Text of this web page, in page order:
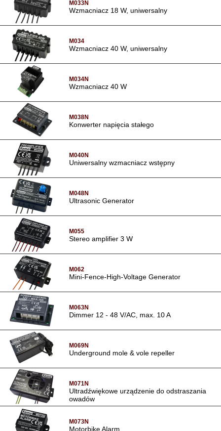
M033N
Wzmacniacz 18 W, uniwersalny
M034
Wzmacniacz 40 W, uniwersalny
M034N
Wzmacniacz 40 W
M038N
Konwerter napięcia stałego
M040N
Uniwersalny wzmacniacz wstępny
M048N
Ultrasonic Generator
M055
Stereo amplifier 3 W
M062
Mini-Fence-High-Voltage Generator
M063N
Dimmer 12 - 48 V/AC, max. 10 A
M069N
Underground mole & vole repeller
M071N
Ultradźwiękowe urządzenie do odstraszania
owadów
M073N
Motorbike Alarm